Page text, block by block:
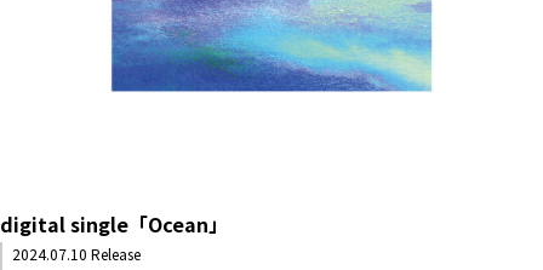
digital single「Ocean」
2024.07.10 Release